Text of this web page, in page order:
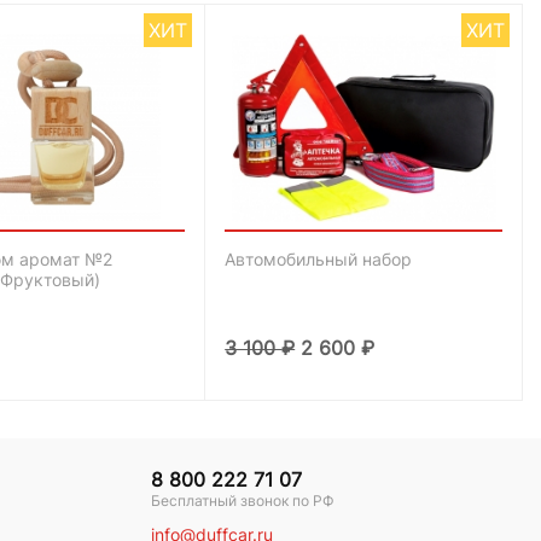
ХИТ
аромат №2
ХИТ
Автомобильный набор
3 100₽ 2 600₽
8 800 222 71 07
Бесплатный звонок по РФ
info@duffcar.ru